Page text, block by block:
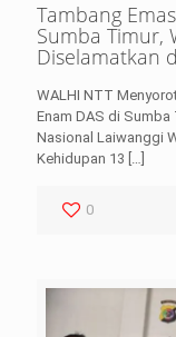
Tambang
Sumba Timur,
Diselamatkan
WALHI NTT
Enam DAS di Sumba
Nasional Laiwanggi
Kehidupan 13 […]
0